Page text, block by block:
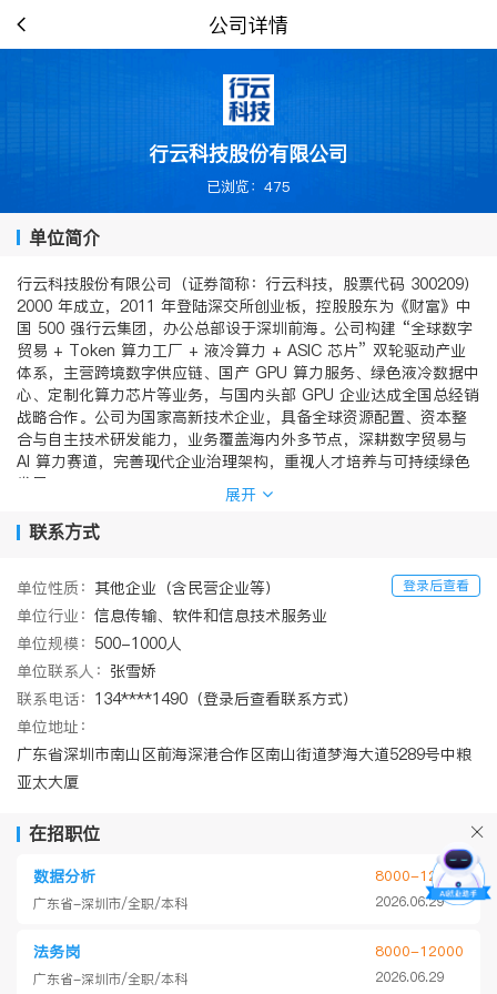
公司详情
行云科技股份有限公司
已浏览：475
单位简介
行云科技股份有限公司（证券简称：行云科技，股票代码 300209）
2000 年成立，2011 年登陆深交所创业板，控股股东为《财富》中
国 500 强行云集团，办公总部设于深圳前海。公司构建 “全球数字
贸易 + Token 算力工厂 + 液冷算力 + ASIC 芯片” 双轮驱动产业
体系，主营跨境数字供应链、国产 GPU 算力服务、绿色液冷数据中
心、定制化算力芯片等业务，与国内头部 GPU 企业达成全国总经销
战略合作。公司为国家高新技术企业，具备全球资源配置、资本整
合与自主技术研发能力，业务覆盖海内外多节点，深耕数字贸易与
AI 算力赛道，完善现代企业治理架构，重视人才培养与可持续绿色
发展。
展开
联系方式
登录后查看
单位性质： 其他企业（含民营企业等）
单位行业： 信息传输、软件和信息技术服务业
单位规模： 500-1000人
单位联系人： 张雪娇
联系电话： 134****1490（登录后查看联系方式）
单位地址：
广东省深圳市南山区前海深港合作区南⼭街道梦海⼤道5289号中粮
亚太⼤厦
在招职位
数据分析
广东省-深圳市/全职/本科
8000-12000
2026.06.29
法务岗
广东省-深圳市/全职/本科
8000-12000
2026.06.29